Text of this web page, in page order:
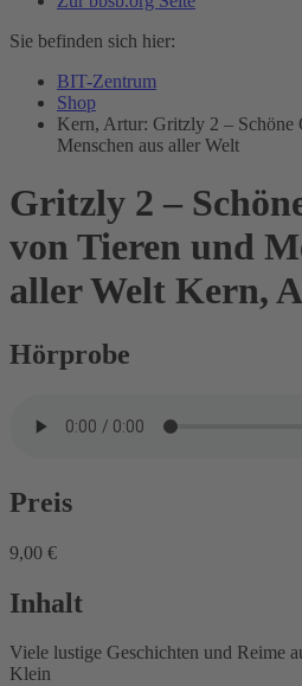
Sie befinden sich hier:
BIT-Zentrum
Shop
Kern, Artur: Gritzly 2 – Schöne
Menschen aus aller Welt
Gritzly 2 –
von Tieren und
aller Welt Kern,
Hörprobe
Preis
9,00 €
Inhalt
Viele lustige Geschichten und Reime
Klein